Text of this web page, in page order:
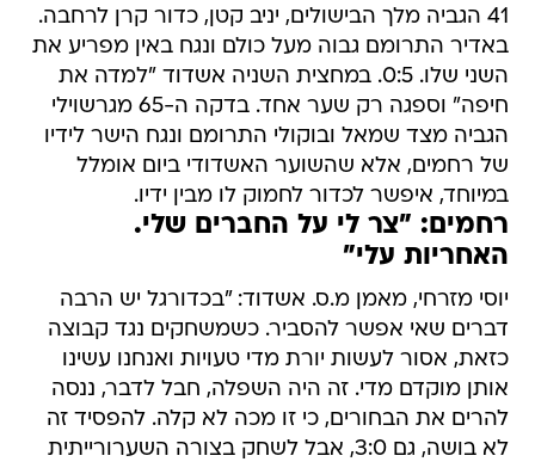
41 הגביה מלך הבישולים, יניב קטן, כדור קרן לרחבה.
באדיר התרומם גבוה מעל כולם ונגח באין מפריע את
השני שלו. 0:5. במחצית השניה אשדוד "למדה את
חיפה" וספגה רק שער אחד. בדקה ה-65 מגרשוילי
הגביה מצד שמאל ובוקולי התרומם ונגח הישר לידיו
של רחמים, אלא שהשוער האשדודי ביום אומלל
במיוחד, איפשר לכדור לחמוק לו מבין ידיו.
רחמים: "צר לי על החברים שלי.
האחריות עלי"
יוסי מזרחי, מאמן מ.ס. אשדוד: "בכדורגל יש הרבה
דברים שאי אפשר להסביר. כשמשחקים נגד קבוצה
כזאת, אסור לעשות יורת מדי טעויות ואנחנו עשינו
אותן מוקדם מדי. זה היה השפלה, חבל לדבר, ננסה
להרים את הבחורים, כי זו מכה לא קלה. להפסיד זה
לא בושה, גם 3:0, אבל לשחק בצורה השערורייתית